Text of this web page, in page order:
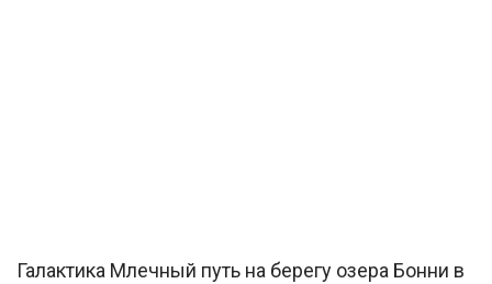
Галактика Млечный путь на берегу озера Бонни в